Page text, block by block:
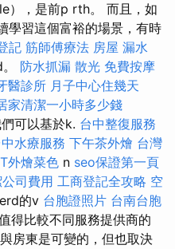
），是前p rth。 而且，如
學習這個富裕的場景，有時
記 筋師傅療法 房屋 漏水
防水抓漏 散光 免費按摩
醫診所 月子中心住幾天
家清潔一小時多少錢
可以基於k. 台中整復服務
水療服務 下午茶外燴 台灣
外燴菜色 n seo保證第一頁
司費用 工商登記全攻略 空
的v 台胞證照片 台南台胞
得比較不同服務提供商的
房東是可變的，但也取決